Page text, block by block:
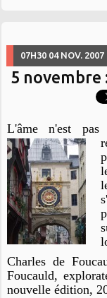
07H30 04 NOV. 2007
5
L'âme n'est
Charles de
Foucauld,
nouvelle édition,